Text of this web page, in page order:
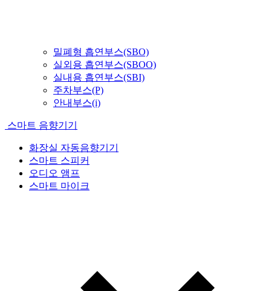
밀폐형 흡연부스(SBO)
실외용 흡연부스(SBOO)
실내용 흡연부스(SBI)
주차부스(P)
안내부스(i)
스마트 음향기기
화장실 자동음향기기
스마트 스피커
오디오 앰프
스마트 마이크